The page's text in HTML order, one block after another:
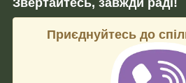
Приєднуйтесь до